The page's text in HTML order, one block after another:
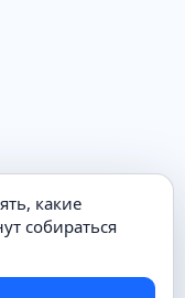
какие
собираться